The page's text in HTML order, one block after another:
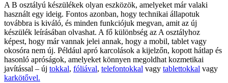
A B osztályú készülékek olyan eszközök, amelyeket már valaki
használt egy ideig. Fontos azonban, hogy technikai állapotuk
továbbra is kiváló, és minden funkciójuk megvan, amit az új
készülék leírásában olvashat. A fő különbség az A osztályhoz
képest, hogy már vannak jelei annak, hogy a mobil, tablet vagy
okosóra nem új. Például apró karcolások a kijelzőn, kopott hátlap és
hasonló apróságok, amelyeket könnyen megoldhat kozmetikai
javítással – új tokkal, fóliával, telefontokkal vagy tablettokkal vagy
karkötővel.